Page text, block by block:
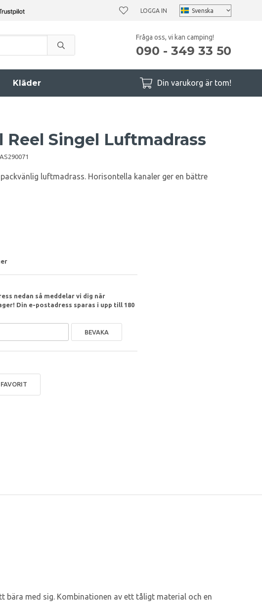
LOGGA IN
Fråga oss, vi kan camping!
090 - 349 33 50
Kläder Din varukorg är tom!
Reel Singel Luftmadrass
luftmadrass. Horisontella kanaler ger en bättre
nedan så meddelar vi dig när
Din e-postadress sparas i upp till 180
BEVAKA
bära med sig. Kombinationen av ett tåligt material och en